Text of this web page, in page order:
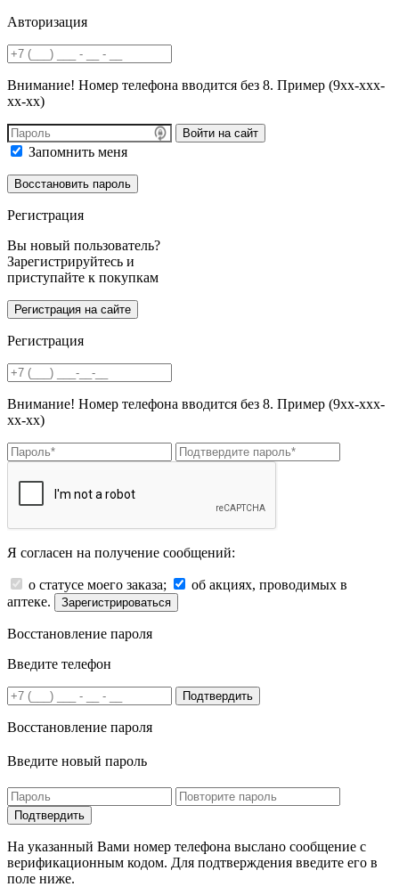
Авторизация
Внимание! Номер телефона вводится без 8. Пример (9хх-ххх-
хх-хх)
Войти на сайт
Запомнить меня
Регистрация
Вы новый пользователь?
Зарегистрируйтесь и
приступайте к покупкам
Регистрация
Внимание! Номер телефона вводится без 8. Пример (9хх-ххх-
хх-хх)
Я согласен на получение сообщений:
о статусе моего заказа;
об акциях, проводимых в
аптеке.
Зарегистрироваться
Восстановление пароля
Введите телефон
Подтвердить
Восстановление пароля
Введите новый пароль
На указанный Вами номер телефона выслано сообщение с
верификационным кодом. Для подтверждения введите его в
поле ниже.